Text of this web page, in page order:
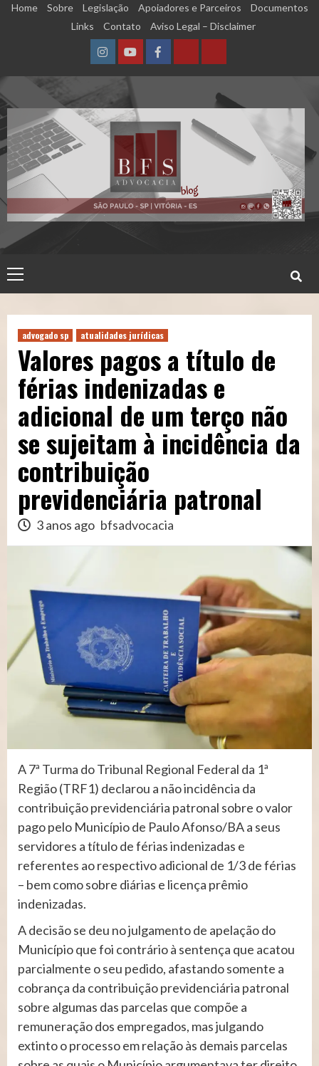
SkipHome Sobre Legislação Apoiadores e Parceiros
Documentos
Links
Contato Aviso Legal – Disclaimer
InstagramYouTubeFacebookCalculadora
Qualidade
de
Segurado
(INSS)
Calculadora
Tempo
de
Contribuição
Menu
advogado sp atualidades jurídicas
Valores pagos a título de
férias indenizadas e
adicional de um terço não
se sujeitam à incidência da
contribuição
previdenciária patronal
3 anos ago bfsadvocacia
A 7ª Turma do Tribunal Regional Federal da 1ª
Região (TRF1) declarou a não incidência da
contribuição previdenciária patronal sobre o valor
pago pelo Município de Paulo Afonso/BA a seus
servidores a título de férias indenizadas e
referentes ao respectivo adicional de 1/3 de férias
– bem como sobre diárias e licença prêmio
indenizadas.
A decisão se deu no julgamento de apelação do
Município que foi contrário à sentença que acatou
parcialmente o seu pedido, afastando somente a
cobrança da contribuição previdenciária patronal
sobre algumas das parcelas que compõe a
remuneração dos empregados, mas julgando
extinto o processo em relação às demais parcelas